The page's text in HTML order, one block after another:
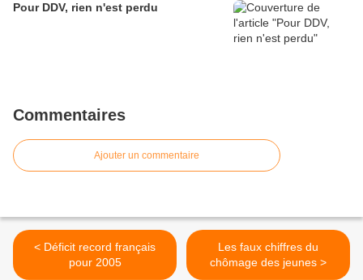
Pour DDV, rien n'est perdu
Commentaires
Ajouter un commentaire
< Déficit record français
pour 2005
Les faux chiffres du
chômage des jeunes >